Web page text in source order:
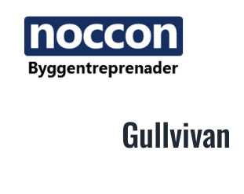
innehållet
Gullvivan